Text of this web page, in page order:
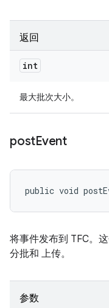
返回
int
最大批次大小。
postEvent
public void
将事件发布到 TFC。
分批和 上传。
参数